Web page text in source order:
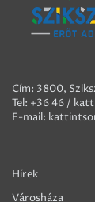
Cím: 3800,
Tel: +36 46 /
E-mail:
Hírek
Városháza